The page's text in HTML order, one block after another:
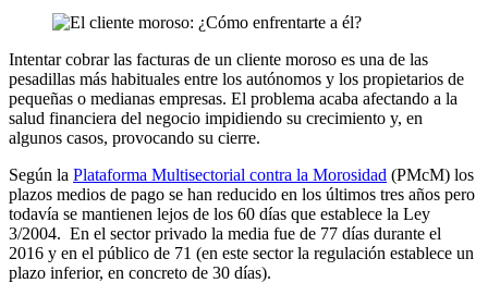
Intentar cobrar las facturas de un cliente moroso es una de las
pesadillas más habituales entre los autónomos y los propietarios de
pequeñas o medianas empresas. El problema acaba afectando a la
salud financiera del negocio impidiendo su crecimiento y, en
algunos casos, provocando su cierre.
Según la Plataforma Multisectorial contra la Morosidad (PMcM) los
plazos medios de pago se han reducido en los últimos tres años pero
todavía se mantienen lejos de los 60 días que establece la Ley
3/2004. En el sector privado la media fue de 77 días durante el
2016 y en el público de 71 (en este sector la regulación establece un
plazo inferior, en concreto de 30 días).